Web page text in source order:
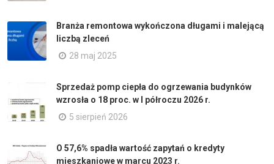
Branża remontowa wykończona długami i malejącą
liczbą zleceń
28 maj 2025
Sprzedaż pomp ciepła do ogrzewania budynków
wzrosła o 18 proc. w I półroczu 2026 r.
5 sierpień 2026
O 57,6% spadła wartość zapytań o kredyty
mieszkaniowe w marcu 2023 r.